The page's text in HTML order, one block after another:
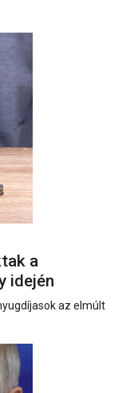
a
idején
az elmúlt